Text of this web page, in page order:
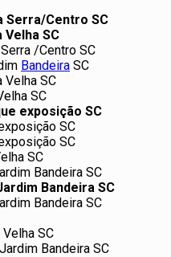
Serra/Centro SC
SC
/Centro SC
Bandeira SC
Velha SC
SC
exposição SC
SC
SC
SC
Bandeira SC
Bandeira SC
Bandeira SC
SC
Bandeira SC